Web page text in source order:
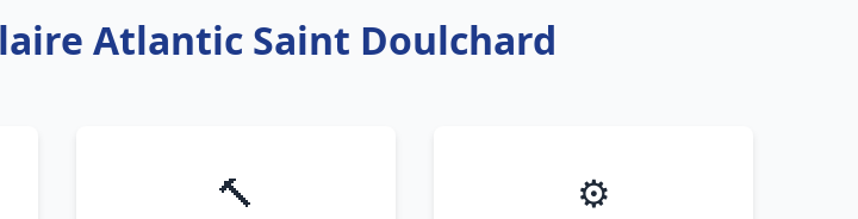
Atlantic Saint Doulchard
🔨 ⚙️